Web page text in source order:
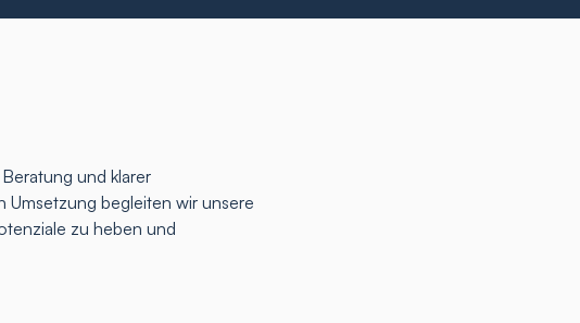
und klarer
Umsetzung begleiten wir unsere
zu heben und